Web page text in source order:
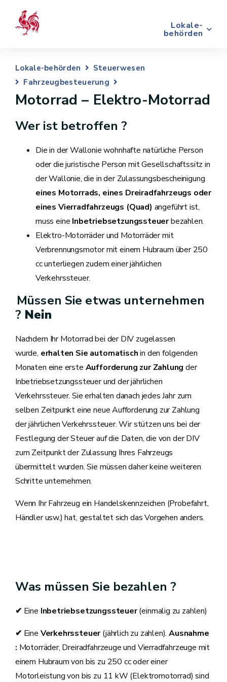
Lokale-
behörden
Lokale-behörden
Steuerwesen
Fahrzeugbesteuerung
Motorrad – Elektro-Motorrad
Wer ist betroffen ?
Die in der Wallonie wohnhafte natürliche Person
oder die juristische Person mit Gesellschaftssitz in
der Wallonie, die in der Zulassungsbescheinigung
eines Motorrads, eines Dreiradfahrzeugs oder
eines Vierradfahrzeugs (Quad) angeführt ist,
muss eine Inbetriebsetzungssteuerbezahlen.
Elektro-Motorräder und Motorräder mit
Verbrennungsmotor mit einem Hubraum über 250
cc unterliegen zudem einer jährlichen
Verkehrssteuer.
Müssen Sie etwas unternehmen
? Nein
Nachdem Ihr Motorrad bei der DIV zugelassen
wurde, erhalten Sie automatischin den folgenden
Monaten eine erste Aufforderung zur Zahlungder
Inbetriebsetzungssteuer und der jährlichen
Verkehrssteuer. Sie erhalten danach jedes Jahr zum
selben Zeitpunkt eine neue Aufforderung zur Zahlung
der jährlichen Verkehrssteuer. Wir stützen uns bei der
Festlegung der Steuer auf die Daten, die von der DIV
zum Zeitpunkt der Zulassung Ihres Fahrzeugs
übermittelt wurden. Sie müssen daher keine weiteren
Schritte unternehmen.
Wenn Ihr Fahrzeug ein Handelskennzeichen (Probefahrt,
Händler usw.) hat, gestaltet sich das Vorgehen anders.
Was müssen Sie bezahlen ?
✔ Eine Inbetriebsetzungssteuer(einmalig zu zahlen)
✔ Eine Verkehrssteuer(jährlich zu zahlen).Ausnahme
: Motorräder, Dreiradfahrzeuge und Vierradfahrzeuge mit
einem Hubraum von bis zu 250 cc oder einer
Motorleistung von bis zu 11 kW (Elektromotorrad) sind